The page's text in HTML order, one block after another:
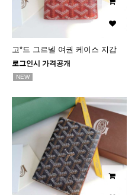
고*드 그르넬 여권 케이스 지갑
로그인시 가격공개
NEW